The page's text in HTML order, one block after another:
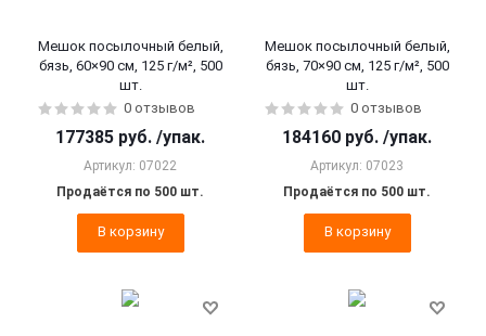
Мешок посылочный белый,
бязь, 60×90 см, 125 г/м², 500
шт.
0 отзывов
177385 руб. /упак.
Артикул: 07022
Продаётся по 500 шт.
В корзину
Мешок посылочный белый,
бязь, 70×90 см, 125 г/м², 500
шт.
0 отзывов
184160 руб. /упак.
Артикул: 07023
Продаётся по 500 шт.
В корзину